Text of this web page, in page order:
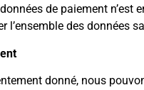
de paiement
l’ensemble des
donné, nous